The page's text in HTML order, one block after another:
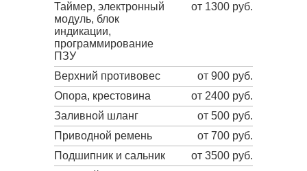
Таймер, электронный
модуль, блок
индикации,
программирование
ПЗУ
от 1300 руб.
Верхний противовес
от 900 руб.
Опора, крестовина
от 2400 руб.
Заливной шланг
от 500 руб.
Приводной ремень
от 700 руб.
Подшипник и сальник
от 3500 руб.